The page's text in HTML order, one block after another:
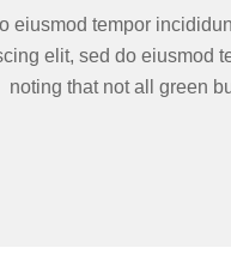
eiusmod tempor
elit, sed do eiusmod
noting that not all green